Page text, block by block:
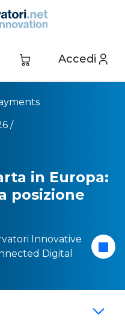
Accedi
/
in Europa:
posizione
Innovative
Digital